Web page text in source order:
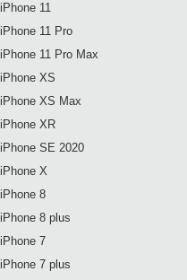
iPhone 11
iPhone 11 Pro
iPhone 11 Pro Max
iPhone XS
iPhone XS Max
iPhone XR
iPhone SE 2020
iPhone X
iPhone 8
iPhone 8 plus
iPhone 7
iPhone 7 plus